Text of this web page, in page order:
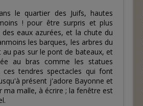
le quartier des Juifs, hautes
! pour être surpris et plus
eaux azurées, et la chute du
les barques, les arbres du
pas sur le pont de bateaux, et
au bras comme les statues
tendres spectacles qui font
présent j'adore Bayonne et
ma malle, à écrire ; la fenêtre est